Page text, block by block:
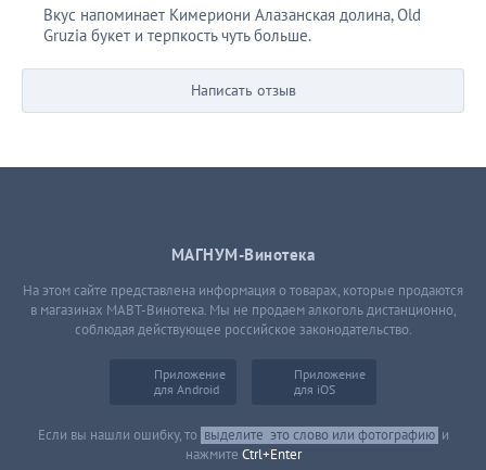
Вкус напоминает Кимериони Алазанская долина, Old
Gruzia букет и терпкость чуть больше.
Написать отзыв
МАГНУМ-Винотека
На этом сайте представлена информация о товарах, которые продаются
в магазинах МАВТ-Винотека. Мы не продаем алкоголь дистанционно,
соблюдая действующее российское законодательство.
Приложение
для Android
Приложение
для iOS
Если вы нашли ошибку, то выделите это слово или фотографию и
нажмите Ctrl+Enter